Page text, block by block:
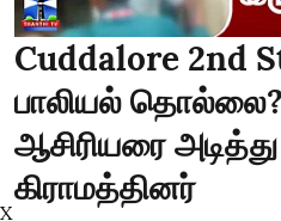
Cuddalore 2nd
பாலியல் தொல்லை?
ஆசிரியரை
கிராமத்தினர்
X